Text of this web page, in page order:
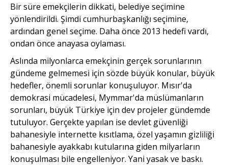
Bir süre emekçilerin dikkati, belediye seçimine
yönlendirildi. Şimdi cumhurbaşkanlığı seçimine,
ardından genel seçime. Daha önce 2013 hedefi vardı,
ondan önce anayasa oylaması.
Aslında milyonlarca emekçinin gerçek sorunlarının
gündeme gelmemesi için sözde büyük konular, büyük
hedefler, önemli sorunlar konuşuluyor. Mısır'da
demokrasi mücadelesi, Mymmar'da müslümanların
sorunları, büyük Türkiye için dev projeler gündemde
tutuluyor. Gerçekte yapılan ise devlet güvenliği
bahanesiyle internette kısıtlama, özel yaşamın gizliliği
bahanesiyle ayakkabı kutularına giden milyarların
konuşulması bile engelleniyor. Yani yasak ve baskı.